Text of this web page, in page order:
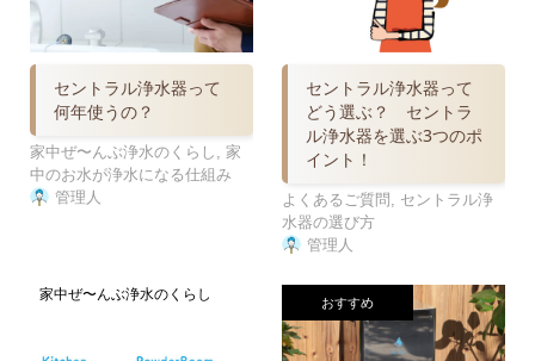
セントラル浄水器って
何年使うの？
家中ぜ〜んぶ浄水のくらし
家
中のお水が浄水になる仕組み
管理人
セントラル浄水器って
どう選ぶ？ セントラ
ル浄水器を選ぶ3つのポ
イント！
よくあるご質問
セントラル浄
水器の選び方
管理人
家中ぜ〜んぶ浄水のくらし おすすめ